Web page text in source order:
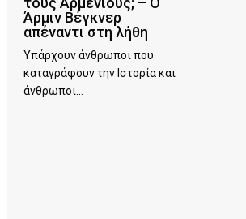
Άρμιν Βέγκνερ
απέναντι στη λήθη
Υπάρχουν άνθρωποι που
καταγράφουν την Ιστορία και
άνθρωποι...